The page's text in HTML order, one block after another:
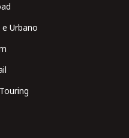
Urbano